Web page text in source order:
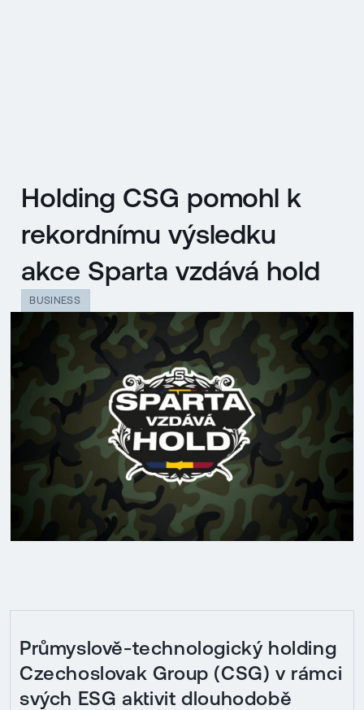
Holding CSG pomohl k
rekordnímu výsledku
akce Sparta vzdává hold
BUSINESS
Průmyslově-technologický holding
Czechoslovak Group (CSG) v rámci
svých ESG aktivit dlouhodobě